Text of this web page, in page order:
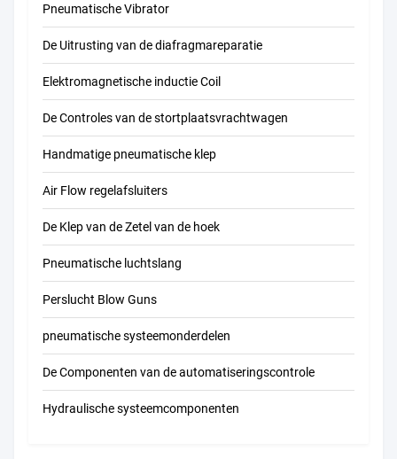
Pneumatische Vibrator
De Uitrusting van de diafragmareparatie
Elektromagnetische inductie Coil
De Controles van de stortplaatsvrachtwagen
Handmatige pneumatische klep
Air Flow regelafsluiters
De Klep van de Zetel van de hoek
Pneumatische luchtslang
Perslucht Blow Guns
pneumatische systeemonderdelen
De Componenten van de automatiseringscontrole
Hydraulische systeemcomponenten